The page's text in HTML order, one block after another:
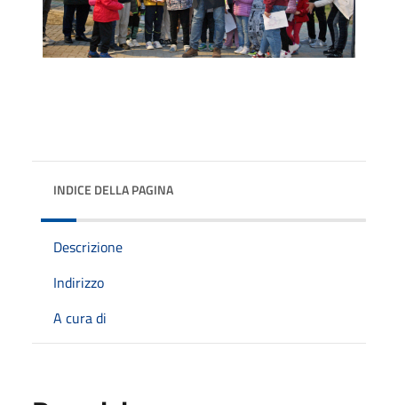
INDICE DELLA PAGINA
Descrizione
Indirizzo
A cura di